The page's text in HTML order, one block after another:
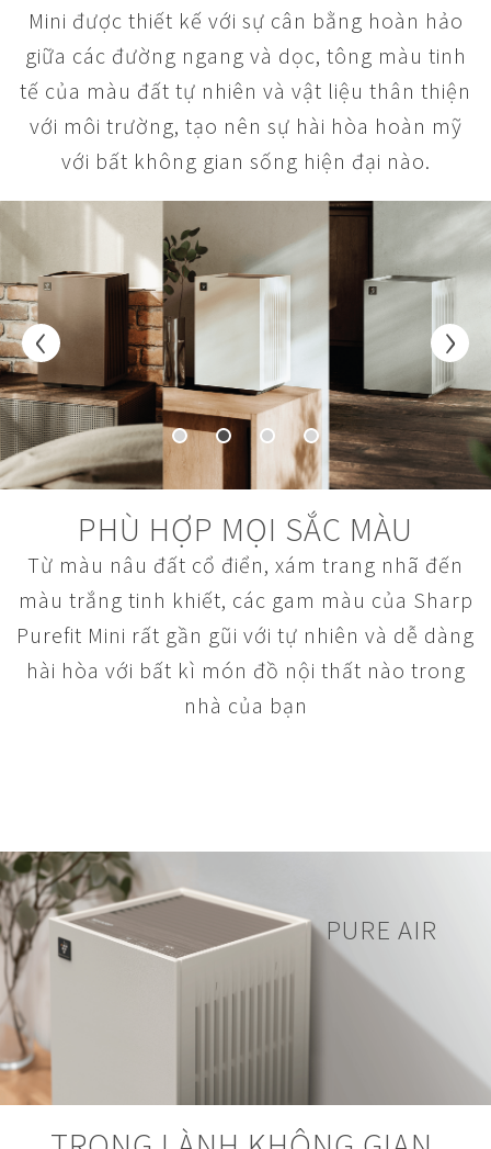
Mini được thiết kế với sự cân bằng hoàn hảo
giữa các đường ngang và dọc, tông màu tinh
tế của màu đất tự nhiên và vật liệu thân thiện
với môi trường, tạo nên sự hài hòa hoàn mỹ
với bất không gian sống hiện đại nào.
PHÙ HỢP MỌI SẮC MÀU
Từ màu nâu đất cổ điển, xám trang nhã đến
màu trắng tinh khiết, các gam màu của Sharp
Purefit Mini rất gần gũi với tự nhiên và dễ dàng
hài hòa với bất kì món đồ nội thất nào trong
nhà của bạn
‹ ›
PURE AIR